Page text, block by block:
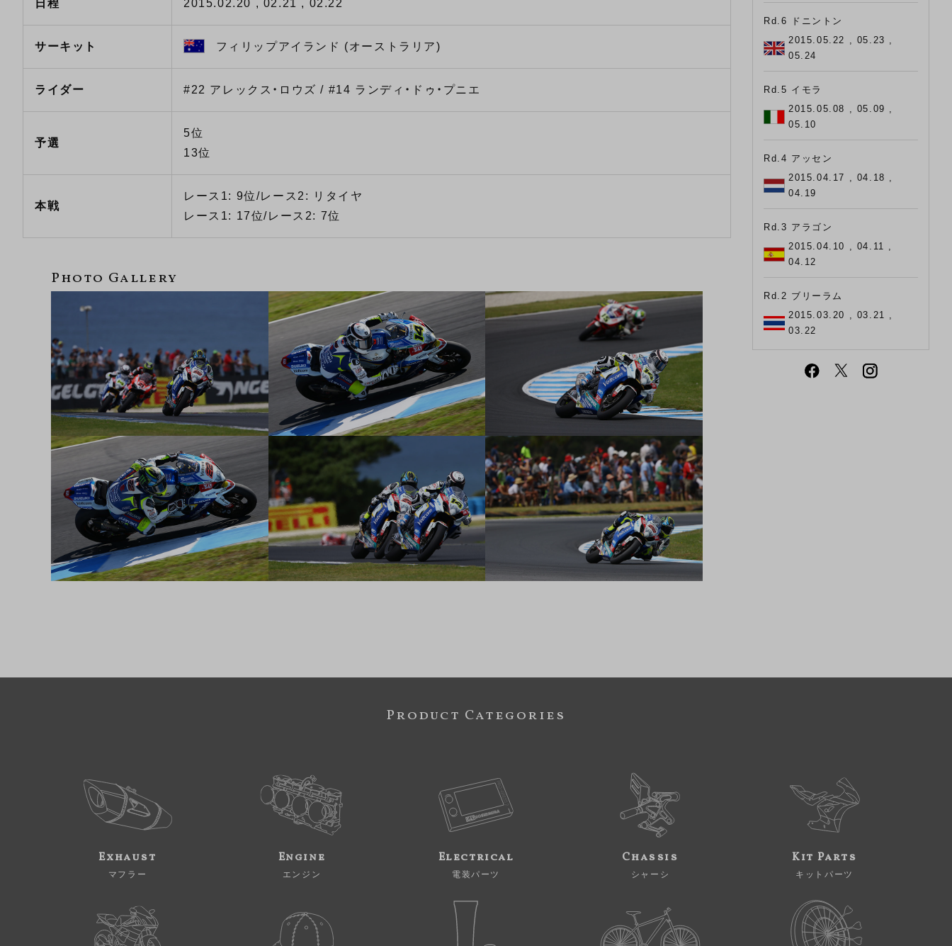
日程 2015.02.20 , 02.21 , 02.22
サーキット フィリップアイランド (オーストラリア)
ライダー #22 アレックス・ロウズ / #14 ランディ・ドゥ・プニエ
予選
5位
13位
本戦
レース1: 9位/レース2: リタイヤ
レース1: 17位/レース2: 7位
Rd.6 ドニントン
2015.05.22 , 05.23 ,
05.24
Rd.5 イモラ
2015.05.08 , 05.09 ,
05.10
Rd.4 アッセン
2015.04.17 , 04.18 ,
04.19
Rd.3 アラゴン
2015.04.10 , 04.11 ,
04.12
Rd.2 ブリーラム
2015.03.20 , 03.21 ,
03.22
Product Categories
Exhaust
マフラー
Engine
エンジン
Electrical
電装パーツ
Chassis
シャーシ
Kit Parts
キットパーツ